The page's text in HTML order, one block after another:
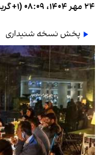
۲۴ مهر ۱۴۰۴، ۰۸:۰۹ (‎+۱ گرینویچ)
پخش نسخه شنیداری